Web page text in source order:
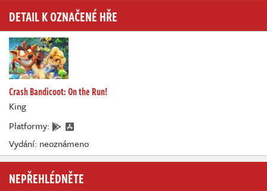
DETAIL K OZNAČENÉ HŘE
Crash Bandicoot: On the Run!
King
Platformy:
Vydání: neoznámeno
NEPŘEHLÉDNĚTE